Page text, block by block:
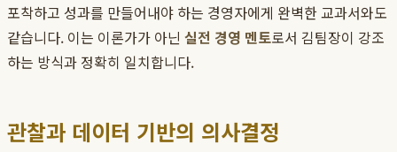
포착하고 성과를 만들어내야 하는 경영자에게 완벽한 교과서와도
같습니다. 이는 이론가가 아닌 실전 경영 멘토로서 김팀장이 강조
하는 방식과 정확히 일치합니다.
관찰과 데이터 기반의 의사결정